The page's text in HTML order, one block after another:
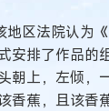
地区法院认为
安排了作品的
朝上，左倾，
香蕉，且该香